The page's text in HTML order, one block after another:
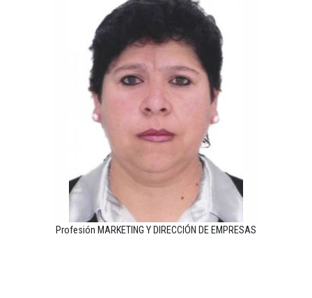
Profesión MARKETING Y DIRECCIÓN DE EMPRESAS